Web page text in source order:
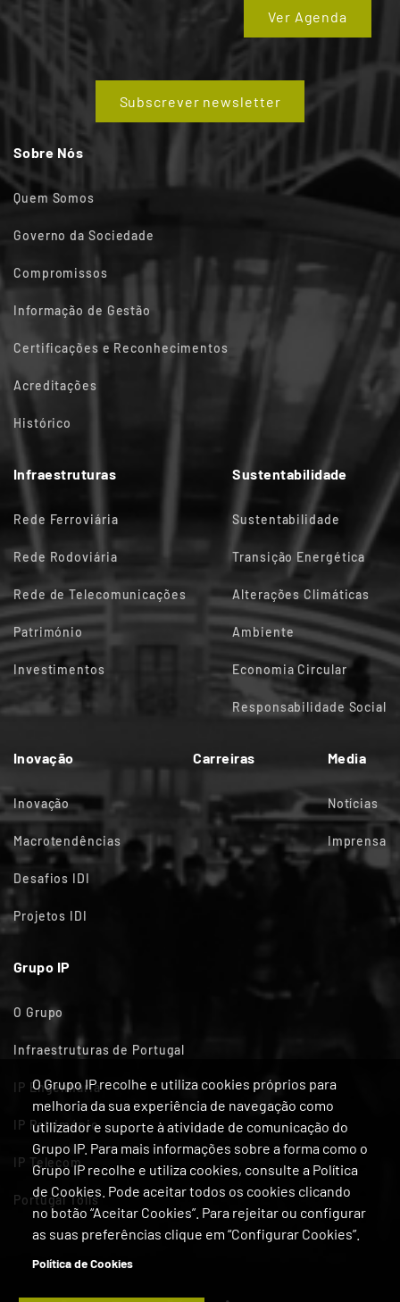
O Grupo IP recolhe e utiliza cookies próprios para
melhoria da sua experiência de navegação como
utilizador e suporte à atividade de comunicação do
Grupo IP. Para mais informações sobre a forma como o
Grupo IP recolhe e utiliza cookies, consulte a Política
de Cookies. Pode aceitar todos os cookies clicando
no botão “Aceitar Cookies”. Para rejeitar ou configurar
as suas preferências clique em “Configurar Cookies”.
Política de Cookies
Ver Agenda
Subscrever newsletter
Sobre Nós
Quem Somos
Governo da Sociedade
Compromissos
Informação de Gestão
Certificações e Reconhecimentos
Acreditações
Histórico
Infraestruturas
Rede Ferroviária
Rede Rodoviária
Rede de Telecomunicações
Património
Investimentos
Sustentabilidade
Sustentabilidade
Transição Energética
Alterações Climáticas
Ambiente
Economia Circular
Responsabilidade Social
Inovação
Inovação
Macrotendências
Desafios IDI
Projetos IDI
Carreiras Media
Notícias
Imprensa
Grupo IP
O Grupo
Infraestruturas de Portugal
IP Engenharia
IP Património
IP Telecom
Portugal Tolls